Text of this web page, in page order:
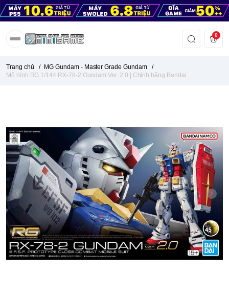
0
Trang chủ / MG Gundam - Master Grade Gundam
/
Mô hình RG 1/144 RX-78-2 Gundam Ver. 2.0 | Chính hãng Bandai